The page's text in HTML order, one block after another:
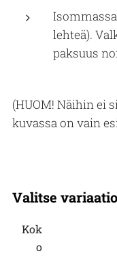
lehteä).
paksuus
(HUOM! Näihin ei
kuvassa on vain
Valitse
Kok
o